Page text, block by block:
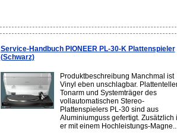
Service-Handbuch PIONEER PL-30-K Plattenspieler
(Schwarz)
Produktbeschreibung Manchmal ist
Vinyl eben unschlagbar.
Tonarm und Systemträger des
vollautomatischen Stereo-
Plattenspielers PL-30 sind aus
Aluminiumguss gefertigt. Zusätzlich
er mit einem Hochleistungs-